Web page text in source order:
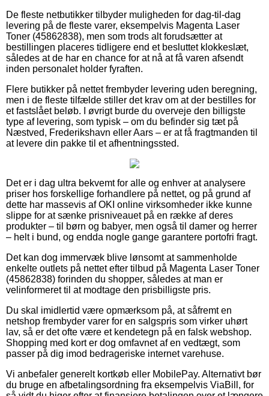
De fleste netbutikker tilbyder muligheden for dag-til-dag
levering på de fleste varer, eksempelvis Magenta Laser
Toner (45862838), men som trods alt forudsætter at
bestillingen placeres tidligere end et besluttet klokkeslæt,
således at de har en chance for at nå at få varen afsendt
inden personalet holder fyraften.
Flere butikker på nettet frembyder levering uden beregning,
men i de fleste tilfælde stiller det krav om at der bestilles for
et fastslået beløb. I øvrigt burde du overveje den billigste
type af levering, som typisk – om du befinder sig tæt på
Næstved, Frederikshavn eller Aars – er at få fragtmanden til
at levere din pakke til et afhentningssted.
Det er i dag ultra bekvemt for alle og enhver at analysere
priser hos forskellige forhandlere på nettet, og på grund af
dette har massevis af OKI online virksomheder ikke kunne
slippe for at sænke prisniveauet på en række af deres
produkter – til børn og babyer, men også til damer og herrer
– helt i bund, og endda nogle gange garantere portofri fragt.
Det kan dog immervæk blive lønsomt at sammenholde
enkelte outlets på nettet efter tilbud på Magenta Laser Toner
(45862838) forinden du shopper, således at man er
velinformeret til at modtage den prisbilligste pris.
Du skal imidlertid være opmærksom på, at såfremt en
netshop frembyder varer for en salgspris som virker uhørt
lav, så er det ofte være et kendetegn på en falsk webshop.
Shopping med kort er dog omfavnet af en vedtægt, som
passer på dig imod bedrageriske internet varehuse.
Vi anbefaler generelt kortkøb eller MobilePay. Alternativt bør
du bruge en afbetalingsordning fra eksempelvis ViaBill, for